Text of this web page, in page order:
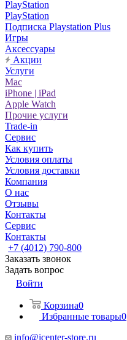
PlayStation
PlayStation
Подписка Playstation Plus
Игры
Аксессуары
Акции
Услуги
Mac
iPhone | iPad
Apple Watch
Прочие услуги
Trade-in
Сервис
Как купить
Условия оплаты
Условия доставки
Компания
О нас
Отзывы
Контакты
Сервис
Контакты
+7 (4012) 790-800
Заказать звонок
Задать вопрос
Войти
Корзина0
Избранные товары0
info@icenter-store.ru